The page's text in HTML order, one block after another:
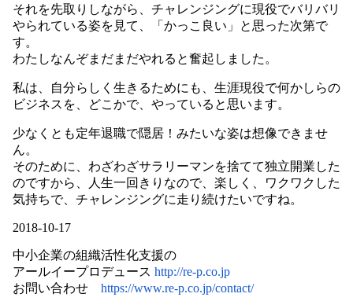
それを先取りしながら、チャレンジングに現役でバリバリ
やられている姿を見て、「かっこ良い」と思った次第で
す。
わたしなんぞまだまだやれると奮起しました。
私は、自分らしく生きるためにも、生涯現役で何かしらの
ビジネスを、どこかで、やっていると思います。
少なくとも定年退職で隠居！みたいな姿は想像できませ
ん。
そのために、わざわざサラリーマンを捨てて独立開業した
のですから、人生一回きりなので、楽しく、ワクワクした
気持ちで、チャレンジングに走り続けたいですね。
2018-10-17
中小企業の組織活性化支援の
アールイープロデュース http://re-p.co.jp
お問い合わせ https://www.re-p.co.jp/contact/